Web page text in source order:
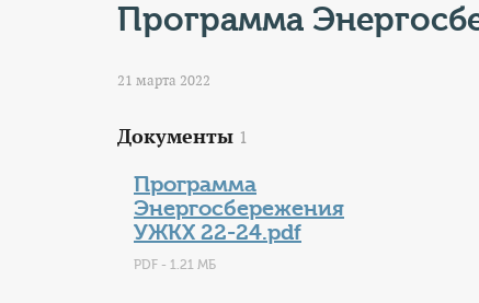
Программа
21 марта 2022
Документы 1
Программа
Энергосбережения
УЖКХ 22-24.pdf
PDF - 1.21 МБ